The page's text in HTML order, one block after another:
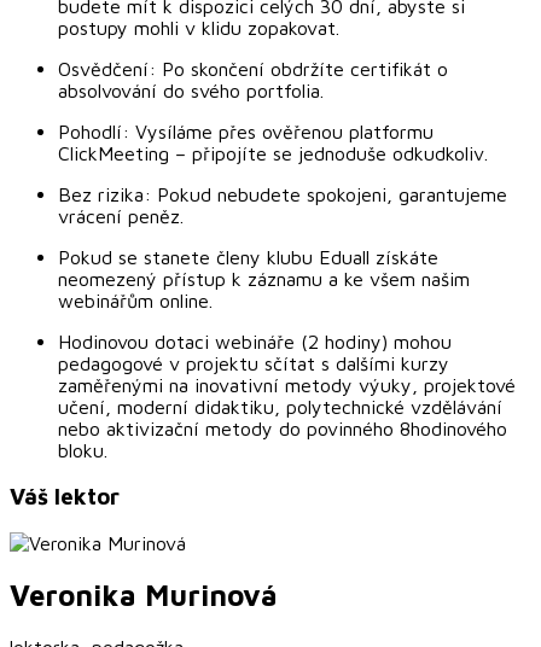
budete mít k dispozici celých 30 dní, abyste si
postupy mohli v klidu zopakovat.
Osvědčení: Po skončení obdržíte certifikát o
absolvování do svého portfolia.
Pohodlí: Vysíláme přes ověřenou platformu
ClickMeeting – připojíte se jednoduše odkudkoliv.
Bez rizika: Pokud nebudete spokojeni, garantujeme
vrácení peněz.
Pokud se stanete členy klubu Eduall získáte
neomezený přístup k záznamu a ke všem našim
webinářům online.
Hodinovou dotaci webináře (2 hodiny) mohou
pedagogové v projektu sčítat s dalšími kurzy
zaměřenými na inovativní metody výuky, projektové
učení, moderní didaktiku, polytechnické vzdělávání
nebo aktivizační metody do povinného 8hodinového
bloku.
Váš lektor
Veronika Murinová